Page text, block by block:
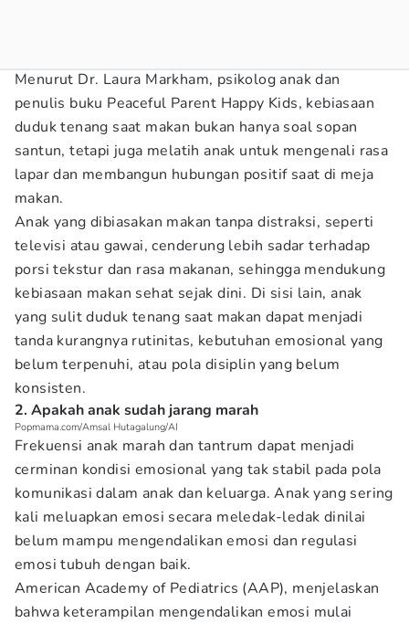
Menurut Dr. Laura Markham, psikolog anak dan
penulis buku Peaceful Parent Happy Kids, kebiasaan
duduk tenang saat makan bukan hanya soal sopan
santun, tetapi juga melatih anak untuk mengenali rasa
lapar dan membangun hubungan positif saat di meja
makan.
Anak yang dibiasakan makan tanpa distraksi, seperti
televisi atau gawai, cenderung lebih sadar terhadap
porsi tekstur dan rasa makanan, sehingga mendukung
kebiasaan makan sehat sejak dini. Di sisi lain, anak
yang sulit duduk tenang saat makan dapat menjadi
tanda kurangnya rutinitas, kebutuhan emosional yang
belum terpenuhi, atau pola disiplin yang belum
konsisten.
2. Apakah anak sudah jarang marah
Popmama.com/Amsal Hutagalung/AI
Frekuensi anak marah dan tantrum dapat menjadi
cerminan kondisi emosional yang tak stabil pada pola
komunikasi dalam anak dan keluarga. Anak yang sering
kali meluapkan emosi secara meledak-ledak dinilai
belum mampu mengendalikan emosi dan regulasi
emosi tubuh dengan baik.
American Academy of Pediatrics (AAP), menjelaskan
bahwa keterampilan mengendalikan emosi mulai